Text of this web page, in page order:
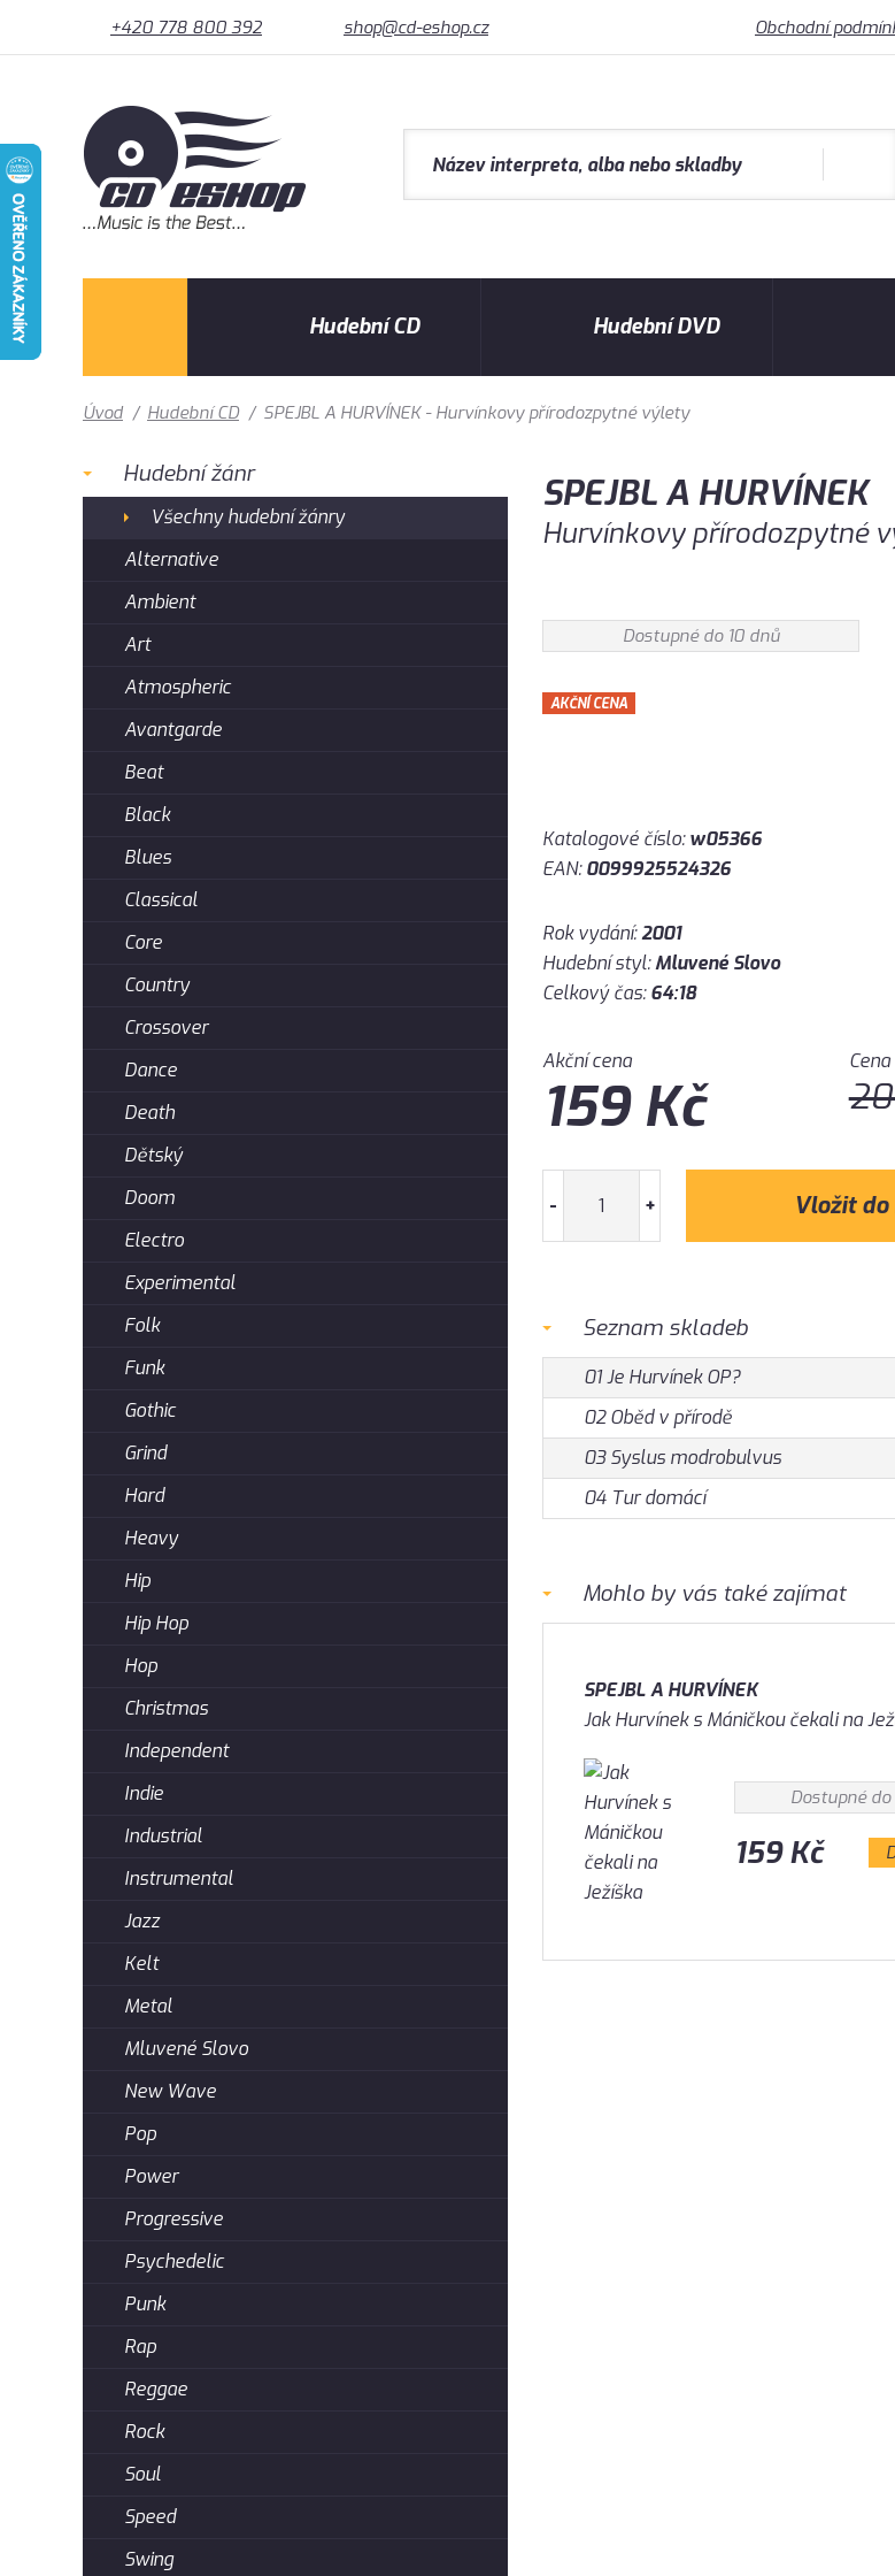
+420 778 800 392 shop@cd-eshop.cz Obchodní
Hudební CD Hudební DVD
Úvod / Hudební CD / SPEJBL A HURVÍNEK - Hurvínkovy přírodozpytné výlety
SPEJBL A HURVÍNEK
Hurvínkovy přírodozpytné
Dostupné do 10 dnů
AKČNÍ CENA
Katalogové číslo:w05366
EAN:0099925524326
Rok vydání:2001
Hudební styl:Mluvené Slovo
Celkový čas:64:18
Akční cena
159Kč
Cena
- +
Seznam skladeb
01 Je Hurvínek OP?
02 Oběd v přírodě
03 Syslus modrobulvus
04 Tur domácí
Mohlo by vás také zajímat
SPEJBL A HURVÍNEK
Jak Hurvínek s Máničkou čekali na
Dostupné do
159 Kč
Hudební žánr
Všechny hudební žánry
Alternative
Ambient
Art
Atmospheric
Avantgarde
Beat
Black
Blues
Classical
Core
Country
Crossover
Dance
Death
Dětský
Doom
Electro
Experimental
Folk
Funk
Gothic
Grind
Hard
Heavy
Hip
Hip Hop
Hop
Christmas
Independent
Indie
Industrial
Instrumental
Jazz
Kelt
Metal
Mluvené Slovo
New Wave
Pop
Power
Progressive
Psychedelic
Punk
Rap
Reggae
Rock
Soul
Speed
Swing